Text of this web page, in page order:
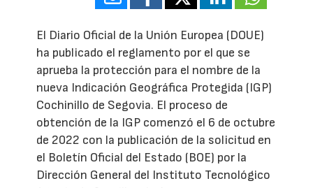
El Diario Oficial de la Unión Europea (DOUE)
ha publicado el reglamento por el que se
aprueba la protección para el nombre de la
nueva Indicación Geográfica Protegida (IGP)
Cochinillo de Segovia. El proceso de
obtención de la IGP comenzó el 6 de octubre
de 2022 con la publicación de la solicitud en
el Boletín Oficial del Estado (BOE) por la
Dirección General del Instituto Tecnológico